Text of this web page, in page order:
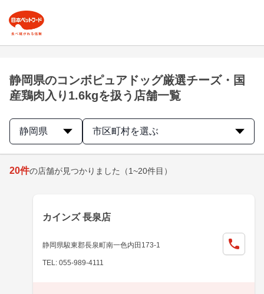
静岡県のコンボピュアドッグ厳選チーズ・国
産鶏肉入り1.6kgを扱う店舗一覧
静岡県 市区町村を選ぶ
20件の店舗が見つかりました （1~20件目）
カインズ 長泉店
静岡県駿東郡長泉町南一色内田173-1
TEL: 055-989-4111